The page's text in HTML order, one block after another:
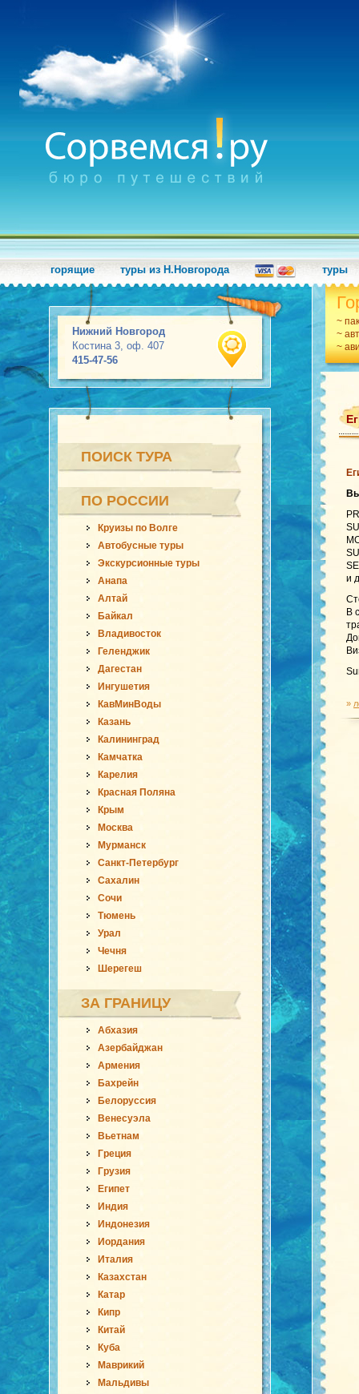
горящие туры из Н.Новгорода туры
Нижний Новгород
Костина 3, оф. 407
415-47-56
~
~
~
ПОИСК ТУРА
ПО РОССИИ
Круизы по Волге
Автобусные туры
Экскурсионные туры
Анапа
Алтай
Байкал
Владивосток
Геленджик
Дагестан
Ингушетия
КавМинВоды
Казань
Калининград
Камчатка
Карелия
Красная Поляна
Крым
Москва
Мурманск
Санкт-Петербург
Сахалин
Сочи
Тюмень
Урал
Чечня
Шерегеш
ЗА ГРАНИЦУ
Абхазия
Азербайджан
Армения
Бахрейн
Белоруссия
Венесуэла
Вьетнам
Греция
Грузия
Египет
Индия
Индонезия
Иордания
Италия
Казахстан
Катар
Кипр
Китай
Куба
Маврикий
Мальдивы
и
В
»